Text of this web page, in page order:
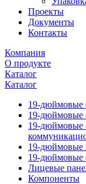
Проекты
Документы
Контакты
Компания
О продукте
Каталог
Каталог
19-дюймовые
19-дюймовые
19-дюймовые
19-дюймовые
19-дюймовые
Лицевые
Компоненты